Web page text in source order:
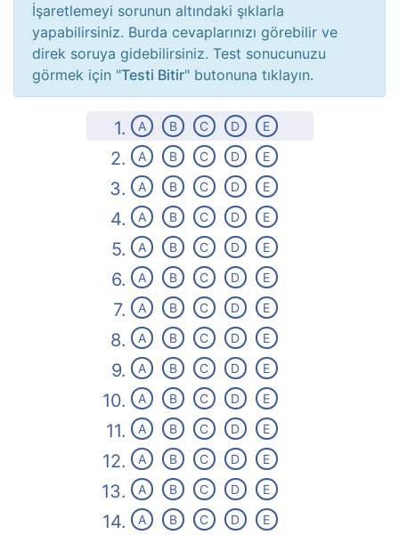
İşaretlemeyi sorunun altındaki şıklarla
yapabilirsiniz. Burda cevaplarınızı görebilir ve
direk soruya gidebilirsiniz. Test sonucunuzu
görmek için "Testi Bitir" butonuna tıklayın.
1. A B C D E
2. A B C D E
3. A B C D E
4. A B C D E
5. A B C D E
6. A B C D E
7. A B C D E
8. A B C D E
9. A B C D E
10. A B C D E
11. A B C D E
12. A B C D E
13. A B C D E
14. A B C D E